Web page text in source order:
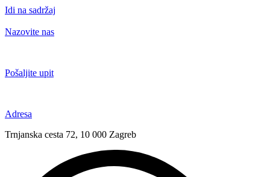
Idi na sadržaj
Nazovite nas
Pošaljite upit
Adresa
Trnjanska cesta 72, 10 000 Zagreb